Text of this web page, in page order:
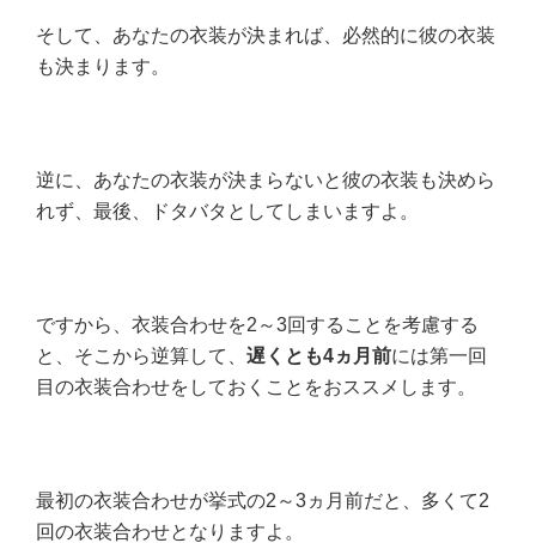
そして、あなたの衣装が決まれば、必然的に彼の衣装
も決まります。
逆に、あなたの衣装が決まらないと彼の衣装も決めら
れず、最後、ドタバタとしてしまいますよ。
ですから、衣装合わせを2～3回することを考慮する
と、そこから逆算して、 遅くとも4ヵ月前には第一回
目の衣装合わせをしておくことをおススメします。
最初の衣装合わせが挙式の2～3ヵ月前だと、多くて2
回の衣装合わせとなりますよ。